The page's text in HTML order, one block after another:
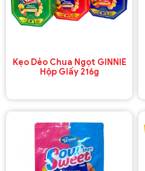
Kẹo Dẻo Chua Ngọt GINNIE
Hộp Giấy 216g